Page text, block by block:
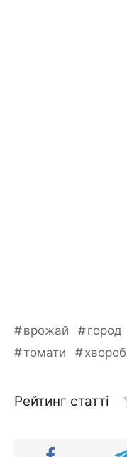
врожай город
томати
Рейтинг статті